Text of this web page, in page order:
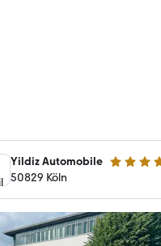
Yildiz Automobile 5 Sterne
50829 Köln